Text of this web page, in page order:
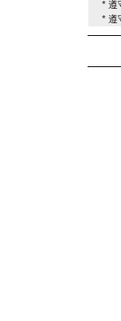
* 遵
* 遵